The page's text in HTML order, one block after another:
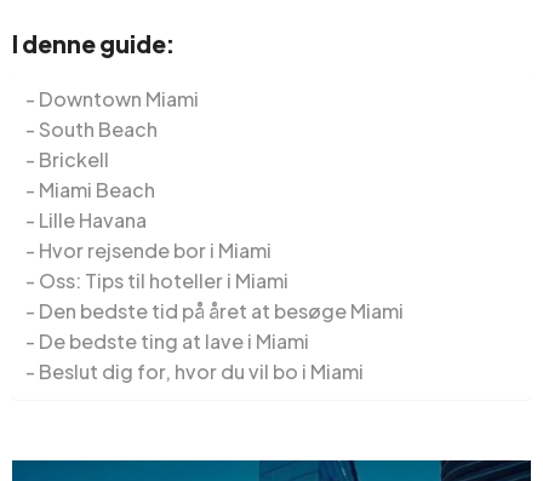
I denne guide:
Downtown Miami
South Beach
Brickell
Miami Beach
Lille Havana
Hvor rejsende bor i Miami
Oss: Tips til hoteller i Miami
Den bedste tid på året at besøge Miami
De bedste ting at lave i Miami
Beslut dig for, hvor du vil bo i Miami